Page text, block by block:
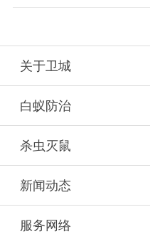
关于卫城
白蚁防治
杀虫灭鼠
新闻动态
服务网络